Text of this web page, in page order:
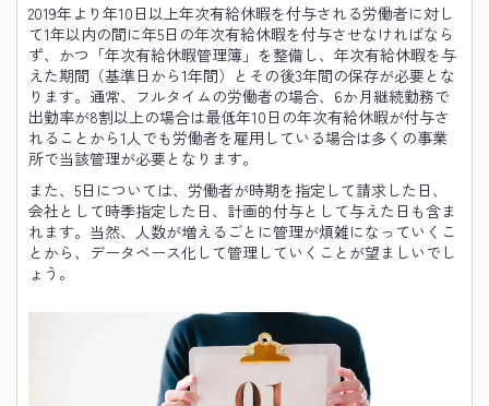
2019年より年10日以上年次有給休暇を付与される労働者に対し
て1年以内の間に年5日の年次有給休暇を付与させなければなら
ず、かつ「年次有給休暇管理簿」を整備し、年次有給休暇を与
えた期間（基準日から1年間）とその後3年間の保存が必要とな
ります。通常、フルタイムの労働者の場合、6か月継続勤務で
出勤率が8割以上の場合は最低年10日の年次有給休暇が付与さ
れることから1人でも労働者を雇用している場合は多くの事業
所で当該管理が必要となります。
また、5日については、労働者が時期を指定して請求した日、
会社として時季指定した日、計画的付与として与えた日も含ま
れます。当然、人数が増えるごとに管理が煩雑になっていくこ
とから、データベース化して管理していくことが望ましいでし
ょう。